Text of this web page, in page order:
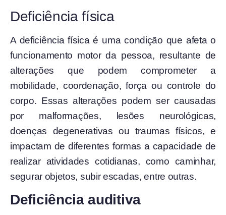
Deficiência física
A deficiência física é uma condição que afeta o
funcionamento motor da pessoa, resultante de
alterações que podem comprometer a
mobilidade, coordenação, força ou controle do
corpo. Essas alterações podem ser causadas
por malformações, lesões neurológicas,
doenças degenerativas ou traumas físicos, e
impactam de diferentes formas a capacidade de
realizar atividades cotidianas, como caminhar,
segurar objetos, subir escadas, entre outras.
Deficiência auditiva